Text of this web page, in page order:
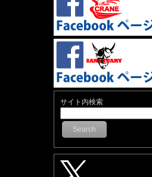
サイト内検索
Search